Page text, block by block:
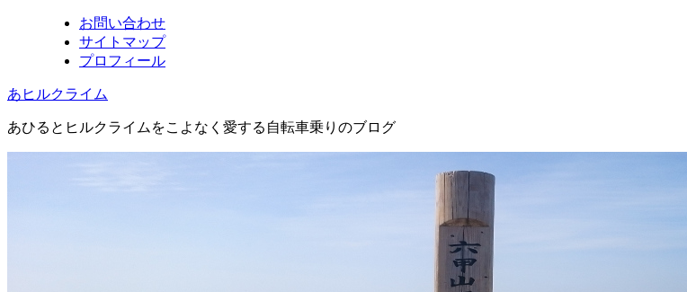
お問い合わせ
サイトマップ
プロフィール
あヒルクライム
あひるとヒルクライムをこよなく愛する自転車乗りのブログ